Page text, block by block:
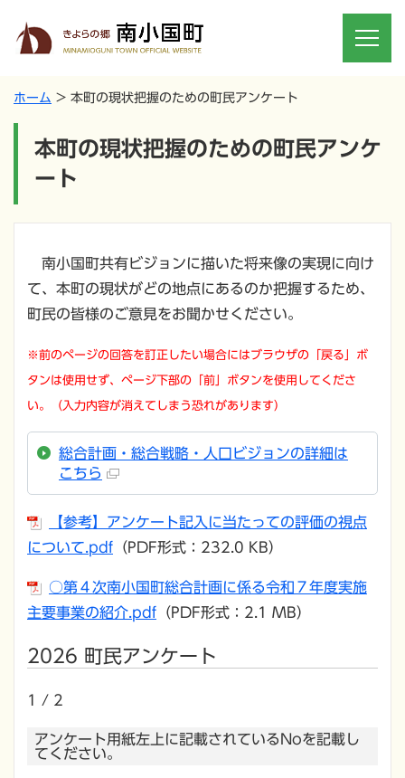
ホーム 本町の現状把握のための町民アンケート
本町の現状把握のための町民アンケ
ート
南小国町共有ビジョンに描いた将来像の実現に向け
て、本町の現状がどの地点にあるのか把握するため、
町民の皆様のご意見をお聞かせください。
※前のページの回答を訂正したい場合にはブラウザの「戻る」ボ
タンは使用せず、ページ下部の「前」ボタンを使用してくださ
い。（入力内容が消えてしまう恐れがあります）
総合計画・総合戦略・人口ビジョンの詳細は
こちら
【参考】アンケート記入に当たっての評価の視点
について.pdf （PDF形式：232.0 KB）
○第４次南小国町総合計画に係る令和７年度実施
主要事業の紹介.pdf （PDF形式：2.1 MB）
2026 町民アンケート
1 / 2
アンケート用紙左上に記載されているNoを記載し
てください。